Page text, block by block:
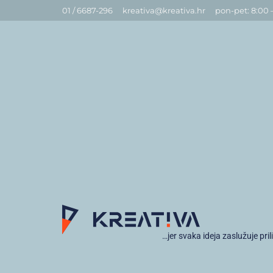
01 / 6687-296 kreativa@kreativa.hr pon-pet: 8:00
…jer svaka ideja zaslužuje